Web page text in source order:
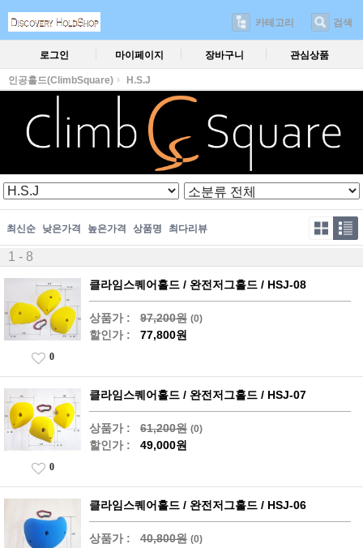
카테고리 검색
로그인 마이페이지 장바구니 관심상품
인공홀드(ClimbSquare) H.S.J
최신순 낮은가격 높은가격 상품명 최다리뷰
1 - 8
클라임스퀘어홀드 / 완전저그홀드 / HSJ-08
상품가 : 97,200원 (0)
할인가 : 77,800원
0
클라임스퀘어홀드 / 완전저그홀드 / HSJ-07
상품가 : 61,200원 (0)
할인가 : 49,000원
0
클라임스퀘어홀드 / 완전저그홀드 / HSJ-06
상품가 : 40,800원 (0)